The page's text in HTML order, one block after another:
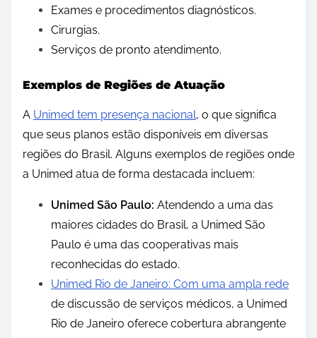
Exames e procedimentos diagnósticos.
Cirurgias.
Serviços de pronto atendimento.
Exemplos de Regiões de Atuação
A Unimed tem presença nacional, o que significa
que seus planos estão disponíveis em diversas
regiões do Brasil. Alguns exemplos de regiões onde
a Unimed atua de forma destacada incluem:
Unimed São Paulo: Atendendo a uma das
maiores cidades do Brasil, a Unimed São
Paulo é uma das cooperativas mais
reconhecidas do estado.
Unimed Rio de Janeiro: Com uma ampla rede
de discussão de serviços médicos, a Unimed
Rio de Janeiro oferece cobertura abrangente